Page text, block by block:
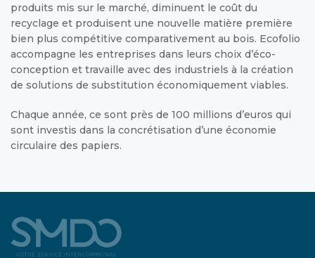
produits mis sur le marché, diminuent le coût du
recyclage et produisent une nouvelle matière première
bien plus compétitive comparativement au bois. Ecofolio
accompagne les entreprises dans leurs choix d’éco-
conception et travaille avec des industriels à la création
de solutions de substitution économiquement viables.
Chaque année, ce sont près de 100 millions d’euros qui
sont investis dans la concrétisation d’une économie
circulaire des papiers.